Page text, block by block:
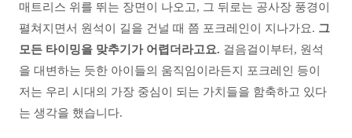
매트리스 위를 뛰는 장면이 나오고, 그 뒤로는 공사장 풍경이
펼쳐지면서 원석이 길을 건널 때 쯤 포크레인이 지나가요. 그
모든 타이밍을 맞추기가 어렵더라고요. 걸음걸이부터, 원석
을 대변하는 듯한 아이들의 움직임이라든지 포크레인 등이
저는 우리 시대의 가장 중심이 되는 가치들을 함축하고 있다
는 생각을 했습니다.